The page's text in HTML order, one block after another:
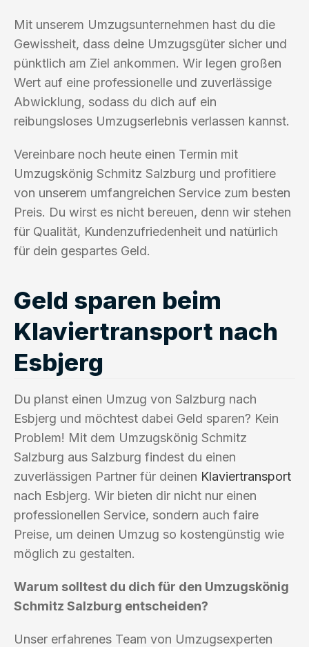
Mit unserem Umzugsunternehmen hast du die
Gewissheit, dass deine Umzugsgüter sicher und
pünktlich am Ziel ankommen. Wir legen großen
Wert auf eine professionelle und zuverlässige
Abwicklung, sodass du dich auf ein
reibungsloses Umzugserlebnis verlassen kannst.
Vereinbare noch heute einen Termin mit
Umzugskönig Schmitz Salzburg und profitiere
von unserem umfangreichen Service zum besten
Preis. Du wirst es nicht bereuen, denn wir stehen
für Qualität, Kundenzufriedenheit und natürlich
für dein gespartes Geld.
Geld sparen beim
Klaviertransport nach
Esbjerg
Du planst einen Umzug von Salzburg nach
Esbjerg und möchtest dabei Geld sparen? Kein
Problem! Mit dem Umzugskönig Schmitz
Salzburg aus Salzburg findest du einen
zuverlässigen Partner für deinen Klaviertransport
nach Esbjerg. Wir bieten dir nicht nur einen
professionellen Service, sondern auch faire
Preise, um deinen Umzug so kostengünstig wie
möglich zu gestalten.
Warum solltest du dich für den Umzugskönig
Schmitz Salzburg entscheiden?
Unser erfahrenes Team von Umzugsexperten